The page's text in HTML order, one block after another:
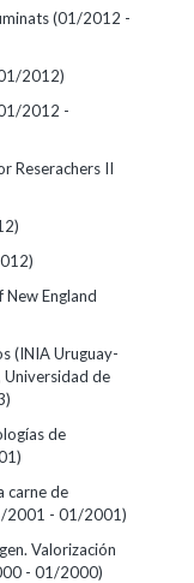
(01/2012 -
2012)
2012 -
Reserachers II
England
(INIA Uruguay-
Universidad de
de
carne de
2001 - 01/2001)
Valorización
- 01/2000)